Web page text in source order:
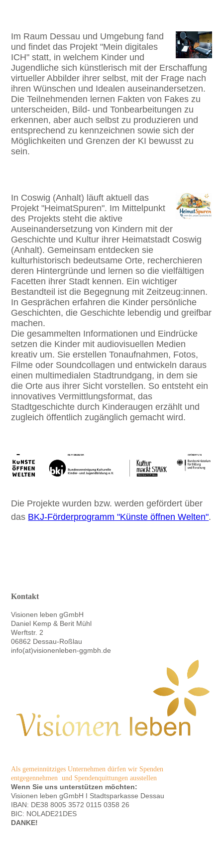
Im Raum Dessau und Umgebung fand
und findet das Projekt "Mein digitales
ICH" statt, in welchem Kinder und
Jugendliche sich künstlerisch mit der Erschaffung
virtueller Abbilder ihrer selbst, mit der Frage nach
ihren Wünschen und Idealen auseinandersetzen.
Die Teilnehmenden lernen Fakten von Fakes zu
unterscheiden, Bild- und Tonbearbeitungen zu
erkennen, aber auch selbst zu produzieren und
entsprechend zu kennzeichnen sowie sich der
Möglichkeiten und Grenzen der KI bewusst zu
sein.
In Coswig (Anhalt) läuft aktuell das
Projekt "HeimatSpuren". Im Mittelpunkt
des Projekts steht die aktive
Auseinandersetzung von Kindern mit der
Geschichte und Kultur ihrer Heimatstadt Coswig
(Anhalt). Gemeinsam entdecken sie
kulturhistorisch bedeutsame Orte, recherchieren
deren Hintergründe und lernen so die vielfältigen
Facetten ihrer Stadt kennen. Ein wichtiger
Bestandteil ist die Begegnung mit Zeitzeug:innen.
In Gesprächen erfahren die Kinder persönliche
Geschichten, die Geschichte lebendig und greifbar
machen.
Die gesammelten Informationen und Eindrücke
setzen die Kinder mit audiovisuellen Medien
kreativ um. Sie erstellen Tonaufnahmen, Fotos,
Filme oder Soundcollagen und entwickeln daraus
einen multimedialen Stadtrundgang, in dem sie
die Orte aus ihrer Sicht vorstellen. So entsteht ein
innovatives Vermittlungsformat, das
Stadtgeschichte durch Kinderaugen erzählt und
zugleich öffentlich zugänglich gemacht wird.
Die Projekte wurden bzw. werden gefördert über
das BKJ-Förderprogramm "Künste öffnen Welten".
Kontakt
Visionen leben gGmbH
Daniel Kemp & Berit Mühl
Werftstr. 2
06862 Dessau-Roßlau
info(at)visionenleben-ggmbh.de
Als gemeinnütziges Unternehmen dürfen wir Spenden
entgegennehmen und Spendenquittungen ausstellen
Wenn Sie uns unterstützen möchten:
Visionen leben gGmbH I Stadtsparkasse Dessau
IBAN: DE38 8005 3572 0115 0358 26
BIC: NOLADE21DES
DANKE!